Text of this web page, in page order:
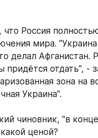
Россия
мира.
делал Афганистан.
отдать", -
зона на
Украина".
чиновник, "в
ценой?